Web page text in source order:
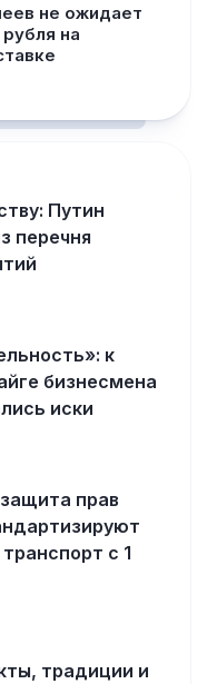
не ожидает
на
Путин
перечня
к
бизнесмена
иски
прав
с 1
традиции и